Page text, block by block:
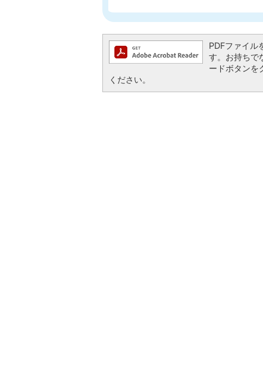
PDFファイ
す。お持ちで
ードボタンを
ください。